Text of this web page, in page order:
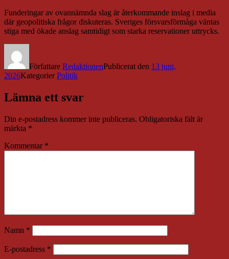
Funderingar av ovannämnda slag är återkommande inslag i media
där geopolitiska frågor diskuteras. Sveriges försvarsförmåga väntas
stiga med ökade anslag samtidigt som starka reservationer uttrycks.
Författare RedaktionenPublicerat den 13 juni,
2026KategorierPolitik
Lämna ett svar
Din e-postadress kommer inte publiceras. Obligatoriska fält är
märkta *
Kommentar *
Namn *
E-postadress *